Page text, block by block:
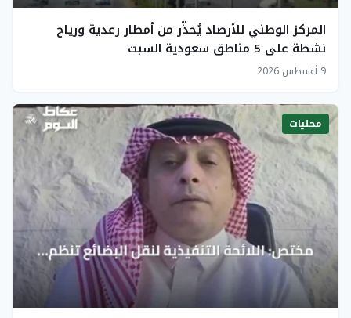
المركز الوطني للأرصاد يُحذّر من أمطار رعدية ورياح
نشطة على 5 مناطق سعودية السبت
9 أغسطس 2026
محليات